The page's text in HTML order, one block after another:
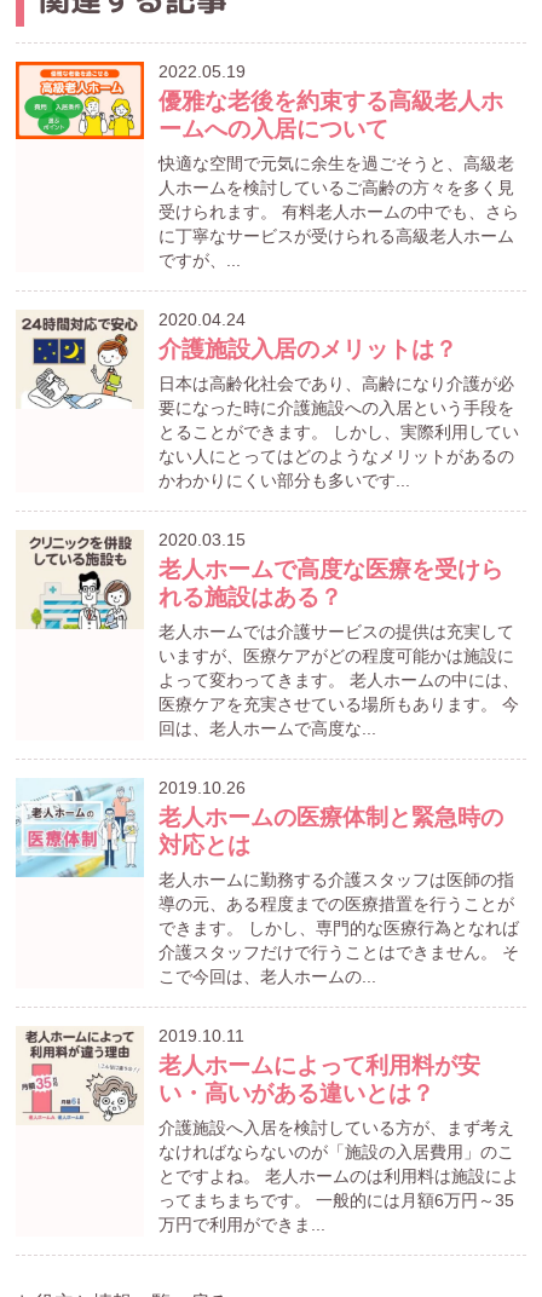
2022.05.19
優雅な老後を約束する高級老人ホ
ームへの入居について
快適な空間で元気に余生を過ごそうと、高級老
人ホームを検討しているご高齢の方々を多く見
受けられます。 有料老人ホームの中でも、さら
に丁寧なサービスが受けられる高級老人ホーム
ですが、...
2020.04.24
介護施設入居のメリットは？
日本は高齢化社会であり、高齢になり介護が必
要になった時に介護施設への入居という手段を
とることができます。 しかし、実際利用してい
ない人にとってはどのようなメリットがあるの
かわかりにくい部分も多いです...
2020.03.15
老人ホームで高度な医療を受けら
れる施設はある？
老人ホームでは介護サービスの提供は充実して
いますが、医療ケアがどの程度可能かは施設に
よって変わってきます。 老人ホームの中には、
医療ケアを充実させている場所もあります。 今
回は、老人ホームで高度な...
2019.10.26
老人ホームの医療体制と緊急時の
対応とは
老人ホームに勤務する介護スタッフは医師の指
導の元、ある程度までの医療措置を行うことが
できます。 しかし、専門的な医療行為となれば
介護スタッフだけで行うことはできません。 そ
こで今回は、老人ホームの...
2019.10.11
老人ホームによって利用料が安
い・高いがある違いとは？
介護施設へ入居を検討している方が、まず考え
なければならないのが「施設の入居費用」のこ
とですよね。 老人ホームのは利用料は施設によ
ってまちまちです。 一般的には月額6万円～35
万円で利用ができま...